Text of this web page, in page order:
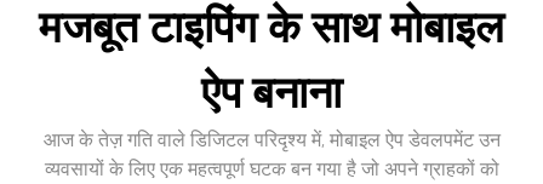
मजबूत टाइपिंग के साथ मोबाइल
ऐप बनाना
आज के तेज़ गति वाले डिजिटल परिदृश्य में, मोबाइल ऐप डेवलपमेंट उन
व्यवसायों के लिए एक महत्वपूर्ण घटक बन गया है जो अपने ग्राहकों को